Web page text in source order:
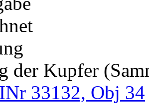
der Kupfer
INr 33132, Obj 34